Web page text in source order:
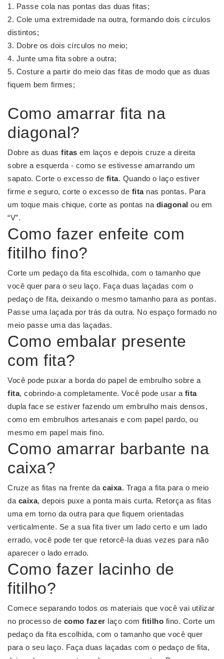
Passe cola nas pontas das duas fitas;
Cole uma extremidade na outra, formando dois círculos
distintos;
Dobre os dois círculos no meio;
Junte uma fita sobre a outra;
Costure a partir do meio das fitas de modo que as duas
fiquem bem firmes;
Como amarrar fita na
diagonal?
Dobre as duas fitas em laços e depois cruze a direita
sobre a esquerda - como se estivesse amarrando um
sapato. Corte o excesso de fita. Quando o laço estiver
firme e seguro, corte o excesso de fitanas pontas. Para
um toque mais chique, corte as pontas na diagonal ou em
“V”.
Como fazer enfeite com
fitilho fino?
Corte um pedaço da fita escolhida, com o tamanho que
você quer para o seu laço. Faça duas laçadas com o
pedaço de fita, deixando o mesmo tamanho para as pontas.
Passe uma laçada por trás da outra. No espaço formado no
meio passe uma das laçadas.
Como embalar presente
com fita?
Você pode puxar a borda do papel de embrulho sobre a
fita, cobrindo-a completamente. Você pode usar a fita
dupla face se estiver fazendo um embrulho mais densos,
como em embrulhos artesanais e com papel pardo, ou
mesmo em papel mais fino.
Como amarrar barbante na
caixa?
Cruze as fitas na frente da caixa. Traga a fita para o meio
da caixa, depois puxe a ponta mais curta. Retorça as fitas
uma em torno da outra para que fiquem orientadas
verticalmente. Se a sua fita tiver um lado certo e um lado
errado, você pode ter que retorcê-la duas vezes para não
aparecer o lado errado.
Como fazer lacinho de
fitilho?
Comece separando todos os materiais que você vai utilizar
no processo de como fazer laço com fitilho fino. Corte um
pedaço da fita escolhida, com o tamanho que você quer
para o seu laço. Faça duas laçadas com o pedaço de fita,